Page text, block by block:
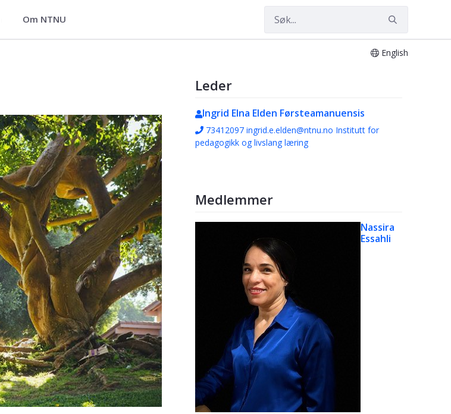
Om NTNU
English
Leder
Ingrid Elna Elden Førsteamanuensis
73412097 ingrid.e.elden@ntnu.no Institutt for
pedagogikk og livslang læring
Medlemmer
Nassira
Essahli